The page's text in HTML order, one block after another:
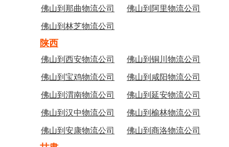
佛山到那曲物流公司 佛山到阿里物流公司
佛山到林芝物流公司
陕西
佛山到西安物流公司 佛山到铜川物流公司
佛山到宝鸡物流公司 佛山到咸阳物流公司
佛山到渭南物流公司 佛山到延安物流公司
佛山到汉中物流公司 佛山到榆林物流公司
佛山到安康物流公司 佛山到商洛物流公司